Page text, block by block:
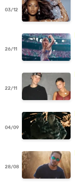
03/12
26/11
22/11
04/09
28/08